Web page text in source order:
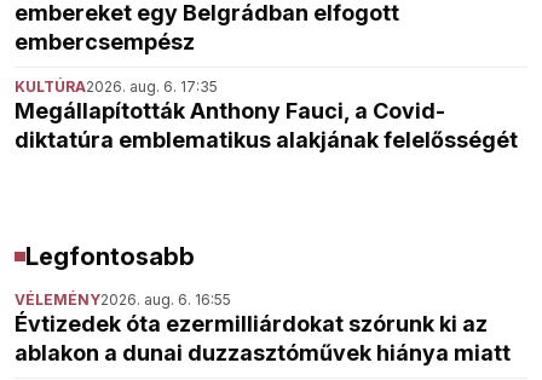
embereket egy Belgrádban elfogott
embercsempész
KULTÚRA2026. aug. 6. 17:35
Megállapították Anthony Fauci, a Covid-
diktatúra emblematikus alakjának felelősségét
Legfontosabb
VÉLEMÉNY2026. aug. 6. 16:55
Évtizedek óta ezermilliárdokat szórunk ki az
ablakon a dunai duzzasztóművek hiánya miatt